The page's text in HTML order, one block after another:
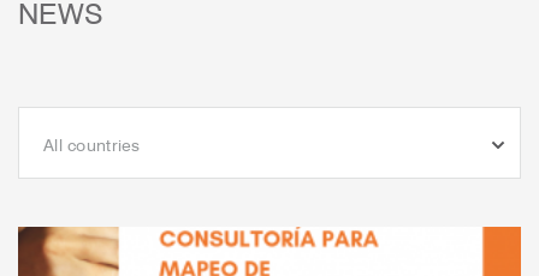
NEWS
All countries